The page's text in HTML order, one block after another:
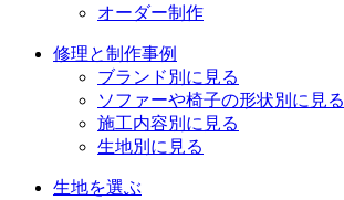
オーダー制作
修理と制作事例
ブランド別に見る
ソファーや椅子の形状別に見る
施工内容別に見る
生地別に見る
生地を選ぶ